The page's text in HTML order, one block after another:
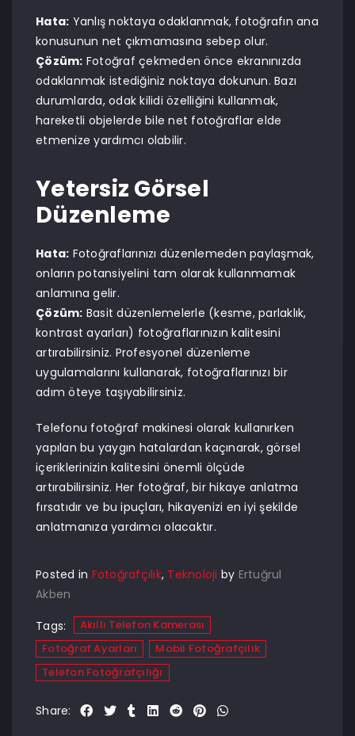
Hata: Yanlış noktaya odaklanmak, fotoğrafın ana
konusunun net çıkmamasına sebep olur.
Çözüm: Fotoğraf çekmeden önce ekranınızda
odaklanmak istediğiniz noktaya dokunun. Bazı
durumlarda, odak kilidi özelliğini kullanmak,
hareketli objelerde bile net fotoğraflar elde
etmenize yardımcı olabilir.
Yetersiz Görsel
Düzenleme
Hata: Fotoğraflarınızı düzenlemeden paylaşmak,
onların potansiyelini tam olarak kullanmamak
anlamına gelir.
Çözüm: Basit düzenlemelerle (kesme, parlaklık,
kontrast ayarları) fotoğraflarınızın kalitesini
artırabilirsiniz. Profesyonel düzenleme
uygulamalarını kullanarak, fotoğraflarınızı bir
adım öteye taşıyabilirsiniz.
Telefonu fotoğraf makinesi olarak kullanırken
yapılan bu yaygın hatalardan kaçınarak, görsel
içeriklerinizin kalitesini önemli ölçüde
artırabilirsiniz. Her fotoğraf, bir hikaye anlatma
fırsatıdır ve bu ipuçları, hikayenizi en iyi şekilde
anlatmanıza yardımcı olacaktır.
Posted in Fotoğrafçılık, Teknoloji by Ertuğrul
Akben
Tags:
Akıllı Telefon Kamerası
Fotoğraf Ayarları
Mobil Fotoğrafçılık
Telefon Fotoğrafçılığı
Share: